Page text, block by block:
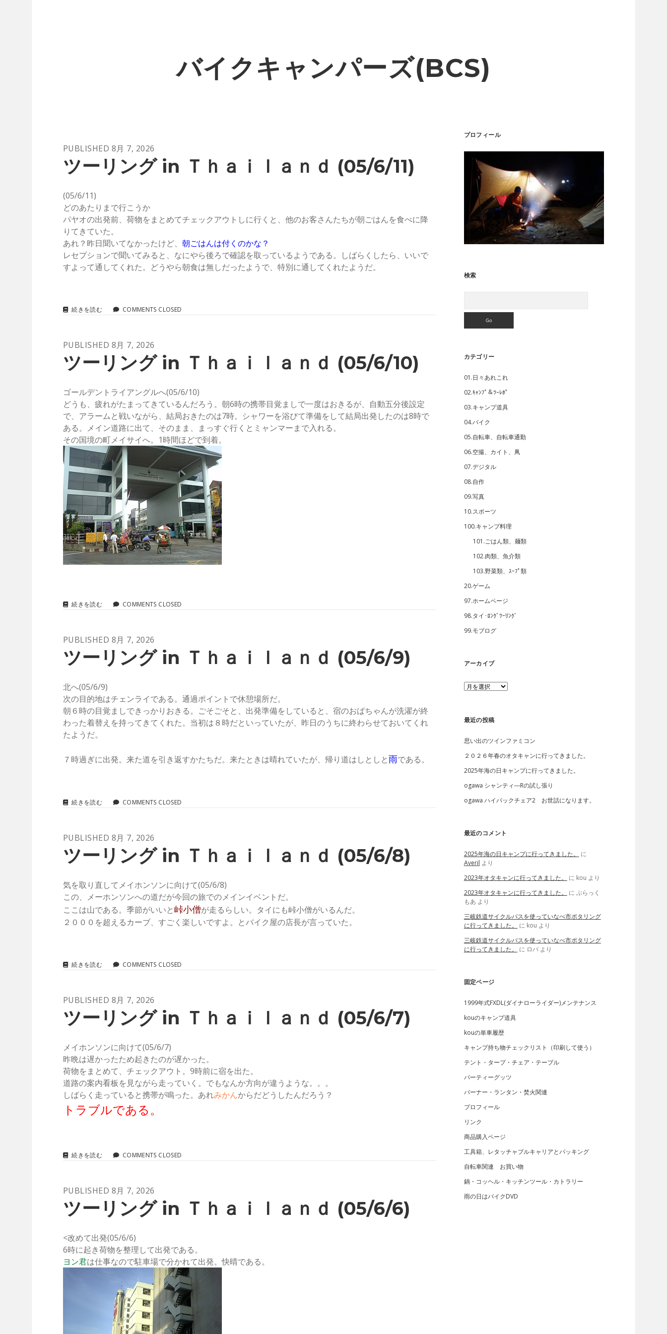
バイクキャンパーズ(BCS)
バ
イ
ク
キ
ャ
ン
ー
(BCS)
Posts
PUBLISHED 8月 7, 2026
ツーリング in Ｔｈａｉｌａｎｄ (05/6/11)
(05/6/11)
どのあたりまで行こうか
パヤオの出発前、荷物をまとめてチェックアウトしに行くと、他のお客さんたちが朝ごはんを食べに降
りてきていた。
あれ？昨日聞いてなかったけど、 朝ごはんは付くのかな？
レセプションで聞いてみると、なにやら後ろで確認を取っているようである。しばらくしたら、いいで
すよって通してくれた。どうやら朝食は無しだったようで、特別に通してくれたようだ。
続きを読むツ
グ
IN
Ｔ
Ｈ
Ｉ
Ｌ
Ａ
Ｎ
Ｄ
(05/6/11)
COMMENTS CLOSED
PUBLISHED 8月 7, 2026
ツーリング in Ｔｈａｉｌａｎｄ (05/6/10)
ゴールデントライアングルへ(05/6/10)
どうも、疲れがたまってきているんだろう。朝6時の携帯目覚ましで一度はおきるが、自動五分後設定
で、アラームと戦いながら、結局おきたのは7時。シャワーを浴びて準備をして結局出発したのは8時で
ある。メイン道路に出て、そのまま、まっすぐ行くとミャンマーまで入れる。
その国境の町メイサイへ。1時間ほどで到着。
続きを読むツ
グ
IN
Ｔ
Ｈ
Ｉ
Ｌ
Ａ
Ｎ
Ｄ
(05/6/10)
COMMENTS CLOSED
PUBLISHED 8月 7, 2026
ツーリング in Ｔｈａｉｌａｎｄ (05/6/9)
北へ(05/6/9)
次の目的地はチェンライである。通過ポイントで休憩場所だ。
朝６時の目覚ましできっかりおきる。ごそごそと、出発準備をしていると、宿のおばちゃんが洗濯が終
わった着替えを持ってきてくれた。当初は８時だといっていたが、昨日のうちに終わらせておいてくれ
たようだ。
７時過ぎに出発。来た道を引き返すかたちだ。来たときは晴れていたが、帰り道はしとしと雨である。
続きを読むツ
グ
IN
Ｔ
Ｈ
Ｉ
Ｌ
Ａ
Ｎ
Ｄ
(05/6/9)
COMMENTS CLOSED
PUBLISHED 8月 7, 2026
ツーリング in Ｔｈａｉｌａｎｄ (05/6/8)
気を取り直してメイホンソンに向けて(05/6/8)
この、メーホンソンへの道だが今回の旅でのメインイベントだ。
ここは山である。季節がいいと峠小僧が走るらしい。タイにも峠小僧がいるんだ。
２０００を超えるカーブ、すごく楽しいですよ。とバイク屋の店長が言っていた。
続きを読むツ
グ
IN
Ｔ
Ｈ
Ｉ
Ｌ
Ａ
Ｎ
Ｄ
(05/6/8)
COMMENTS CLOSED
PUBLISHED 8月 7, 2026
ツーリング in Ｔｈａｉｌａｎｄ (05/6/7)
メイホンソンに向けて(05/6/7)
昨晩は遅かったため起きたのが遅かった。
荷物をまとめて、チェックアウト。9時前に宿を出た。
道路の案内看板を見ながら走っていく。でもなんか方向が違うような。。。
しばらく走っていると携帯が鳴った。あれみかんからだどうしたんだろう？
トラブルである。
続きを読むツ
グ
IN
Ｔ
Ｈ
Ｉ
Ｌ
Ａ
Ｎ
(05/6/7)
COMMENTS CLOSED
PUBLISHED 8月 7, 2026
ツーリング in Ｔｈａｉｌａｎｄ (05/6/6)
<改めて出発(05/6/6)
6時に起き荷物を整理して出発である。
ヨン君は仕事なので駐車場で分かれて出発。快晴である。
Sidebar
プロフィール
検索
カテゴリー
01.日々あれこれ
02.ｷｬﾝﾌﾟ＆ﾂｰﾚﾎﾟ
03.キャンプ道具
04.バイク
05.自転車、自転車通勤
06.空撮、カイト、凧
07.デジタル
08.自作
09.写真
10.スポーツ
100.キャンプ料理
101.ごはん類、麺類
102.肉類、魚介類
103.野菜類、ｽｰﾌﾟ類
20.ゲーム
97.ホームページ
98.タイ･ﾛﾝｸﾞﾂｰﾘﾝｸﾞ
99.モブログ
アーカイブ
ア
ー
ブ
最近の投稿
思い出のツインファミコン
２０２６年春のオタキャンに行ってきました。
2025年海の日キャンプに行ってきました。
ogawa シャンティ―Rの試し張り
ogawa ハイバックチェア2 お世話になります。
最近のコメント
2025年海の日キャンプに行ってきました。
に
Averil より
2023年オタキャンに行ってきました。
に kou より
2023年オタキャンに行ってきました。
に ぶらっく
もあ より
三岐鉄道サイクルパスを使っていなべ市ポタリング
に行ってきました。
に kou より
三岐鉄道サイクルパスを使っていなべ市ポタリング
に行ってきました。
に ロバより
固定ページ
1999年式FXDL(ダイナローライダー)メンテナンス
kouのキャンプ道具
kouの単車履歴
キャンプ持ち物チェックリスト（印刷して使う）
テント・タープ・チェア・テーブル
パーティーグッツ
バーナー・ランタン・焚火関連
プロフィール
リンク
商品購入ページ
工具箱、レタッチャブルキャリアとパッキング
自転車関連 お買い物
鍋・コッヘル・キッチンツール・カトラリー
雨の日はバイクDVD